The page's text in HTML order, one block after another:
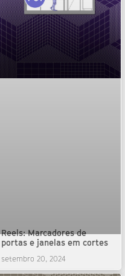
Reels: Marcadores de
portas e janelas em cortes
setembro 20, 2024